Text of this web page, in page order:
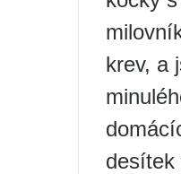
krev, a
desítek